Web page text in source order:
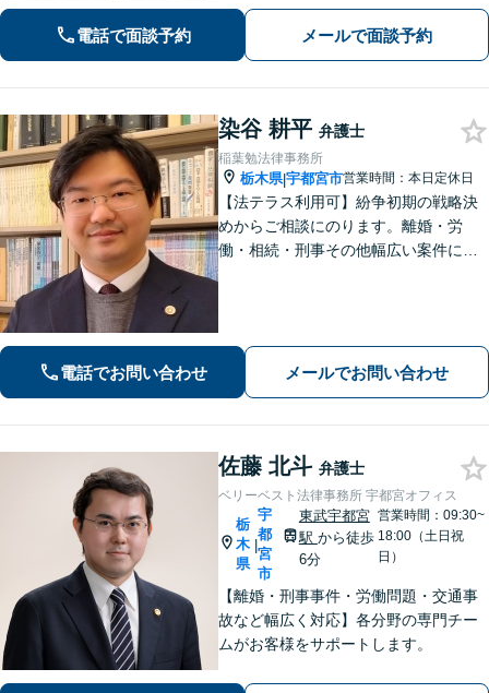
気軽にご相談ください【無料駐車場あ
り】
電話で面談予約 メールで面談予約
染谷 耕平 弁護士
稲葉勉法律事務所
栃木県|宇都宮市営業時間：本日定休日
【法テラス利用可】紛争初期の戦略決
めからご相談にのります。離婚・労
働・相続・刑事その他幅広い案件につ
電話でお問い合わせ メールでお問い合わせ
佐藤 北斗 弁護士
ベリーベスト法律事務所 宇都宮オフィス
栃
木
県
|
宇
都
宮
市
東武宇都宮
駅 から徒歩
6分
営業時間：09:30~
18:00（土日祝
日）
【離婚・刑事事件・労働問題・交通事
故など幅広く対応】各分野の専門チー
ムがお客様をサポートします。